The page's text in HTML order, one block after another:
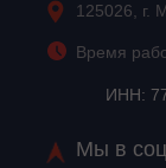
125026, г.
Время
ИНН:
Мы в